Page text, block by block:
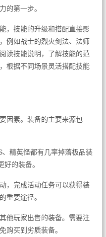
的第一步。
，技能的升级和搭配直接影
例如战士的烈火剑法、法师
读技能说明，了解技能的范
根据不同场景灵活搭配技能
因素。装备的主要来源包
精英怪都有几率掉落极品装
的装备。
，完成活动任务可以获得装
重要途径。
他玩家出售的装备。需要注
购买到劣质装备。